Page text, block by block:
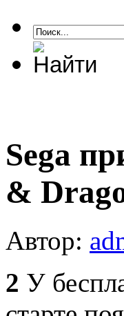
Sega
&
Автор:
2 У